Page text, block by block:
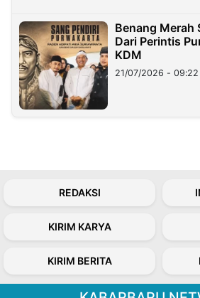
Benang Merah
Dari Perintis
KDM
21/07/2026 - 09:22
REDAKSI
KIRIM KARYA
KIRIM BERITA